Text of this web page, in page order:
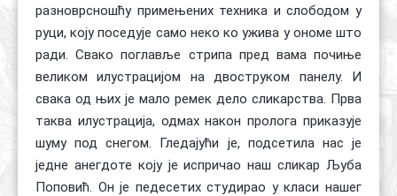
разноврсношћу примењених техника и слободом у
руци, коју поседује само неко ко ужива у ономе што
ради. Свако поглавље стрипа пред вама почиње
великом илустрацијом на двоструком панелу. И
свака од њих је мало ремек дело сликарства. Прва
таква илустрација, одмах након пролога приказује
шуму под снегом. Гледајући је, подсетила нас је
једне анегдоте коју је испричао наш сликар Љуба
Поповић. Он је педесетих студирао у класи нашег